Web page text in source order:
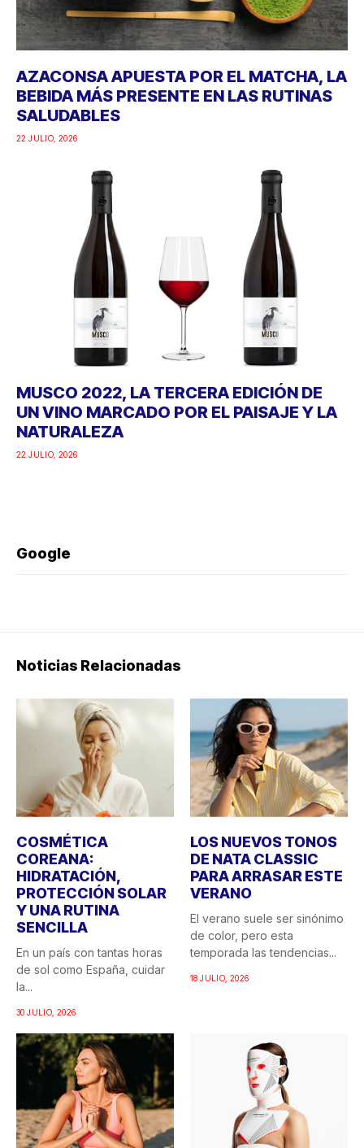
AZACONSA APUESTA POR EL MATCHA, LA
BEBIDA MÁS PRESENTE EN LAS RUTINAS
SALUDABLES
22 JULIO, 2026
MUSCO 2022, LA TERCERA EDICIÓN DE
UN VINO MARCADO POR EL PAISAJE Y LA
NATURALEZA
22 JULIO, 2026
Google
Noticias Relacionadas
COSMÉTICA
COREANA:
HIDRATACIÓN,
PROTECCIÓN SOLAR
Y UNA RUTINA
SENCILLA
En un país con tantas horas
de sol como España, cuidar
la...
30 JULIO, 2026
LOS NUEVOS TONOS
DE NATA CLASSIC
PARA ARRASAR ESTE
VERANO
El verano suele ser sinónimo
de color, pero esta
temporada las tendencias...
18 JULIO, 2026